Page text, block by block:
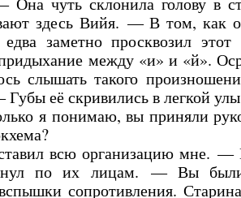
здесь Вийя. — В том, как
заметно просквозил этот
придыхание между «и» и «й».
слышать такого
её скривились в легкой
я понимаю, вы приняли
всю организацию мне. —
по их лицам. — Вы были
сопротивления.